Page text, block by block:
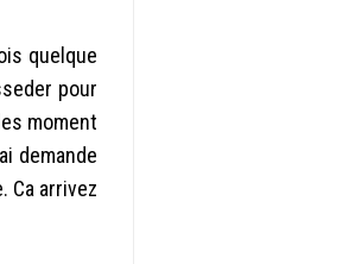
quelque
pour
moment
demande
Ca arrivez